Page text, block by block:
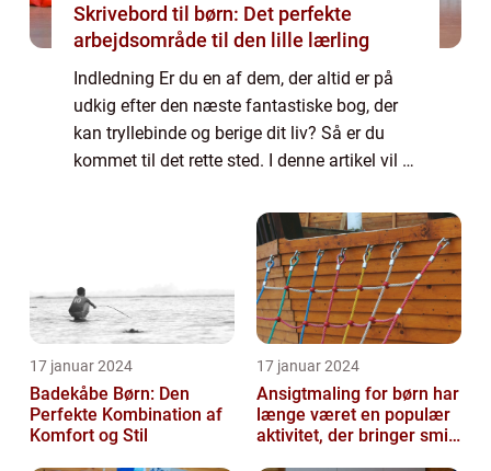
Skrivebord til børn: Det perfekte
arbejdsområde til den lille lærling
Indledning Er du en af dem, der altid er på
udkig efter den næste fantastiske bog, der
kan tryllebinde og berige dit liv? Så er du
kommet til det rette sted. I denne artikel vil vi
17 januar 2024
Badekåbe Børn: Den
Perfekte Kombination af
Komfort og Stil
17 januar 2024
Ansigtmaling for børn har
længe været en populær
aktivitet, der bringer smil